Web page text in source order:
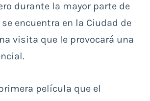
durante la mayor parte de
encuentra en la Ciudad de
visita que le provocará una
película que el